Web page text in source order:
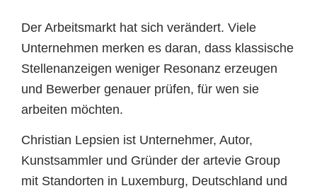
Der Arbeitsmarkt hat sich verändert. Viele
Unternehmen merken es daran, dass klassische
Stellenanzeigen weniger Resonanz erzeugen
und Bewerber genauer prüfen, für wen sie
arbeiten möchten.
Christian Lepsien ist Unternehmer, Autor,
Kunstsammler und Gründer der artevie Group
mit Standorten in Luxemburg, Deutschland und